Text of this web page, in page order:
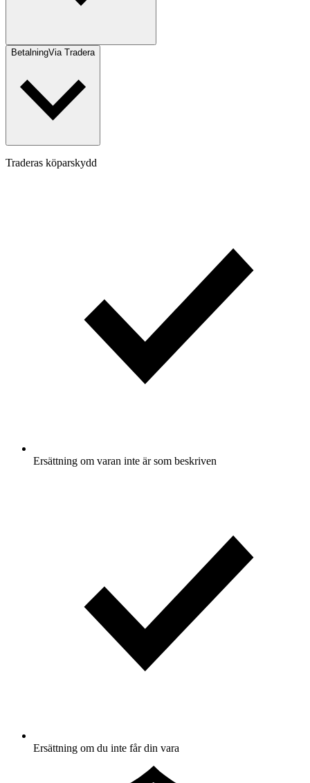
BetalningVia Tradera
Traderas köparskydd
Ersättning om varan inte är som beskriven
Ersättning om du inte får din vara